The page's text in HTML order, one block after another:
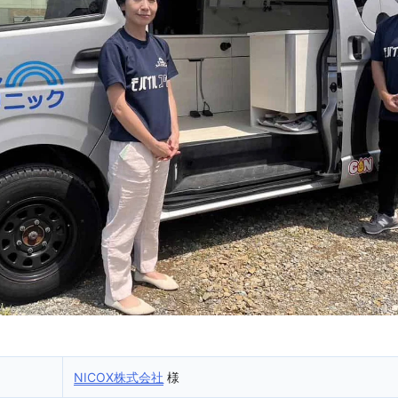
NICOX株式会社 様